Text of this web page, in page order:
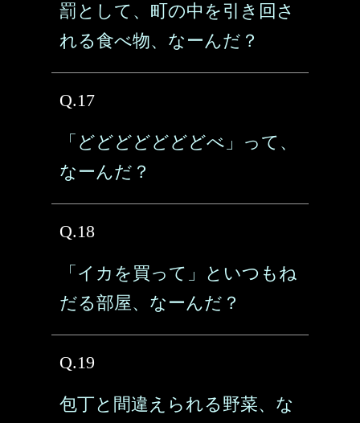
罰として、町の中を引き回さ
れる食べ物、なーんだ？
Q.17
「どどどどどどどべ」って、
なーんだ？
Q.18
「イカを買って」といつもね
だる部屋、なーんだ？
Q.19
包丁と間違えられる野菜、な